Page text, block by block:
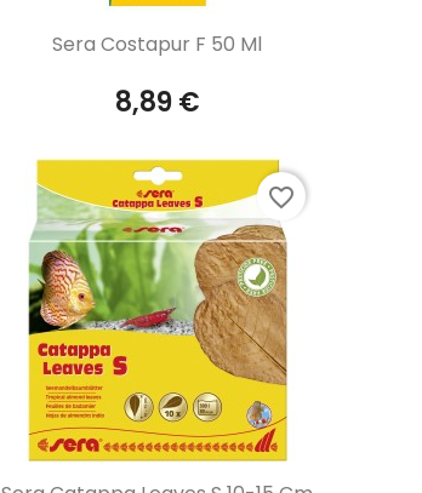
Aperçu rapide
Sera Costapur F 50 Ml
8,89 €
Aperçu rapide
favorite_border